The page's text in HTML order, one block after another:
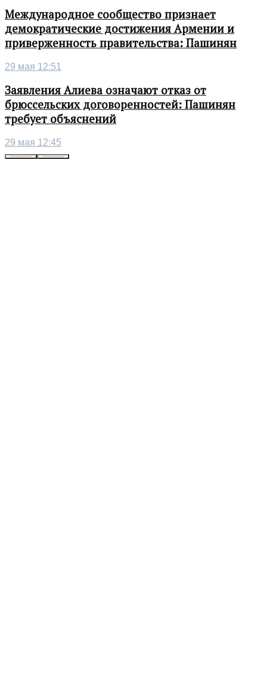
Международное сообщество признает
демократические достижения Армении и
приверженность правительства: Пашинян
29 мая 12:51
Заявления Алиева означают отказ от
брюссельских договоренностей: Пашинян
требует объяснений
29 мая 12:45